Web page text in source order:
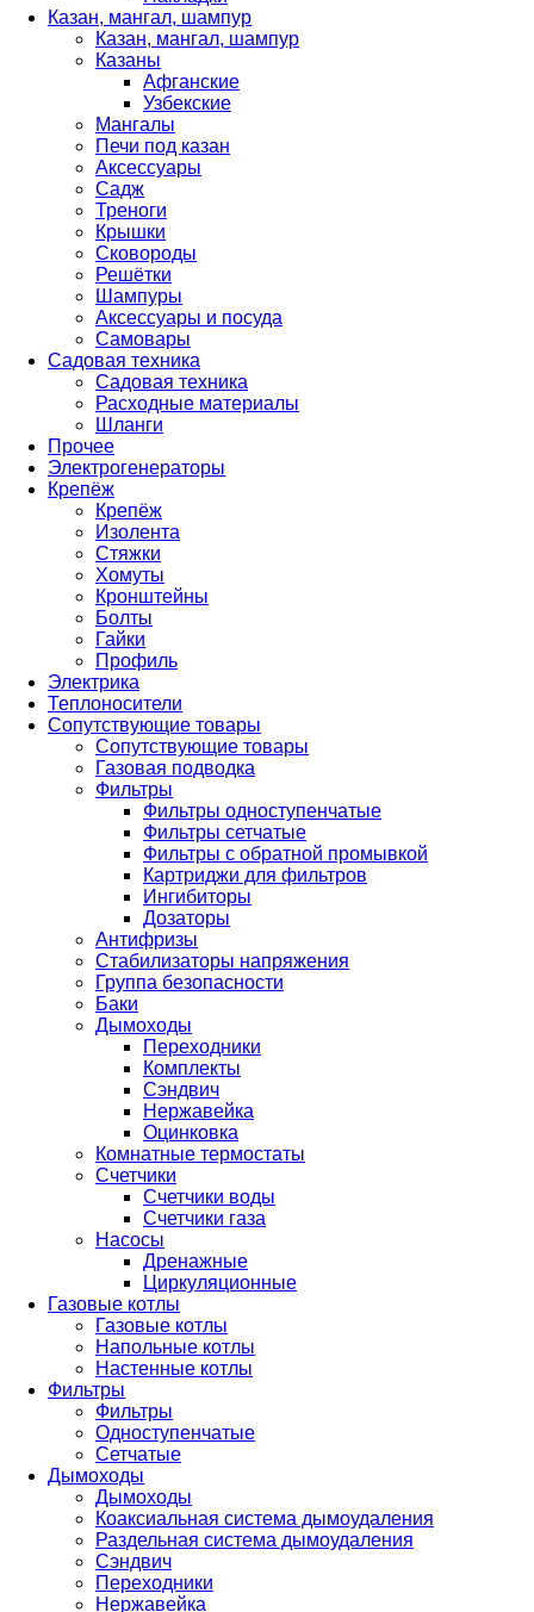
Казан, мангал, шампур
Казан, мангал, шампур
Казаны
Афганские
Узбекские
Мангалы
Печи под казан
Аксессуары
Садж
Треноги
Крышки
Сковороды
Решётки
Шампуры
Аксессуары и посуда
Самовары
Садовая техника
Садовая техника
Расходные материалы
Шланги
Прочее
Электрогенераторы
Крепёж
Крепёж
Изолента
Стяжки
Хомуты
Кронштейны
Болты
Гайки
Профиль
Электрика
Теплоносители
Сопутствующие товары
Сопутствующие товары
Газовая подводка
Фильтры
Фильтры одноступенчатые
Фильтры сетчатые
Фильтры с обратной промывкой
Картриджи для фильтров
Ингибиторы
Дозаторы
Антифризы
Стабилизаторы напряжения
Группа безопасности
Баки
Дымоходы
Переходники
Комплекты
Сэндвич
Нержавейка
Оцинковка
Комнатные термостаты
Счетчики
Счетчики воды
Счетчики газа
Насосы
Дренажные
Циркуляционные
Газовые котлы
Газовые котлы
Напольные котлы
Настенные котлы
Фильтры
Фильтры
Одноступенчатые
Сетчатые
Дымоходы
Дымоходы
Коаксиальная система дымоудаления
Раздельная система дымоудаления
Сэндвич
Переходники
Нержавейка